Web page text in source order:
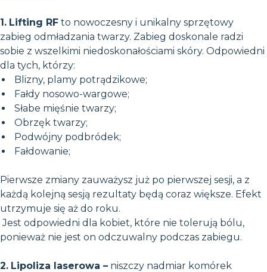
1. Lifting RF to nowoczesny i unikalny sprzętowy
zabieg odmładzania twarzy. Zabieg doskonale radzi
sobie z wszelkimi niedoskonałościami skóry. Odpowiedni
dla tych, którzy:
Blizny, plamy potrądzikowe;
Fałdy nosowo-wargowe;
Słabe mięśnie twarzy;
Obrzęk twarzy;
Podwójny podbródek;
Fałdowanie;
Pierwsze zmiany zauważysz już po pierwszej sesji, a z
każdą kolejną sesją rezultaty będą coraz większe. Efekt
utrzymuje się aż do roku.
Jest odpowiedni dla kobiet, które nie tolerują bólu,
ponieważ nie jest on odczuwalny podczas zabiegu.
2. Lipoliza laserowa – niszczy nadmiar komórek